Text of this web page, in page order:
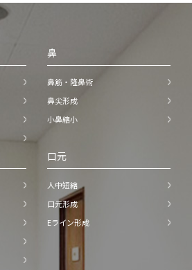
鼻
鼻筋・隆鼻術
鼻尖形成
小鼻縮小
口元
人中短縮
口元形成
Eライン形成